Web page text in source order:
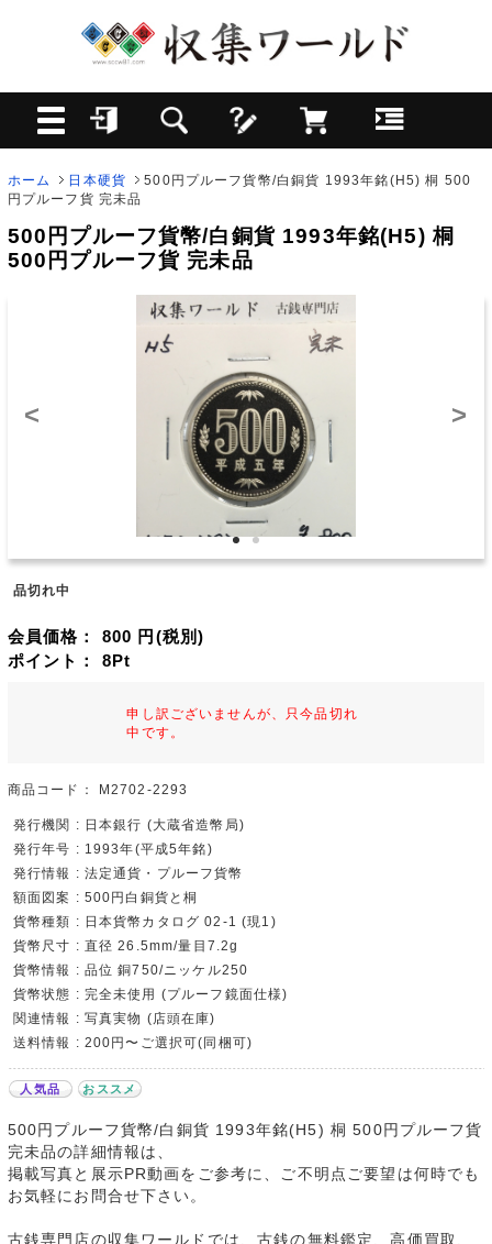
ホーム 日本硬貨
500円プルーフ貨幣/白銅貨 1993年銘(H5) 桐 500
円プルーフ貨 完未品
500円プルーフ貨幣/白銅貨 1993年銘(H5) 桐
500円プルーフ貨 完未品
< >
品切れ中
会員価格： 800 円(税別)
ポイント： 8Pt
申し訳ございませんが、只今品切れ
中です。
商品コード： M2702-2293
発行機関 : 日本銀行 (大蔵省造幣局)
発行年号 : 1993年(平成5年銘)
発行情報 : 法定通貨・プルーフ貨幣
額面図案 : 500円白銅貨と桐
貨幣種類 : 日本貨幣カタログ 02-1 (現1)
貨幣尺寸 : 直径 26.5mm/量目7.2g
貨幣情報 : 品位 銅750/ニッケル250
貨幣状態 : 完全未使用 (プルーフ鏡面仕様)
関連情報 : 写真実物 (店頭在庫)
送料情報 : 200円〜ご選択可(同梱可)
人気品 おススメ
500円プルーフ貨幣/白銅貨 1993年銘(H5) 桐 500円プルーフ貨
完未品の詳細情報は、
掲載写真と展示PR動画をご参考に、ご不明点ご要望は何時でも
お気軽にお問合せ下さい。
古銭専門店の収集ワールドでは、古銭の無料鑑定、高価買取、